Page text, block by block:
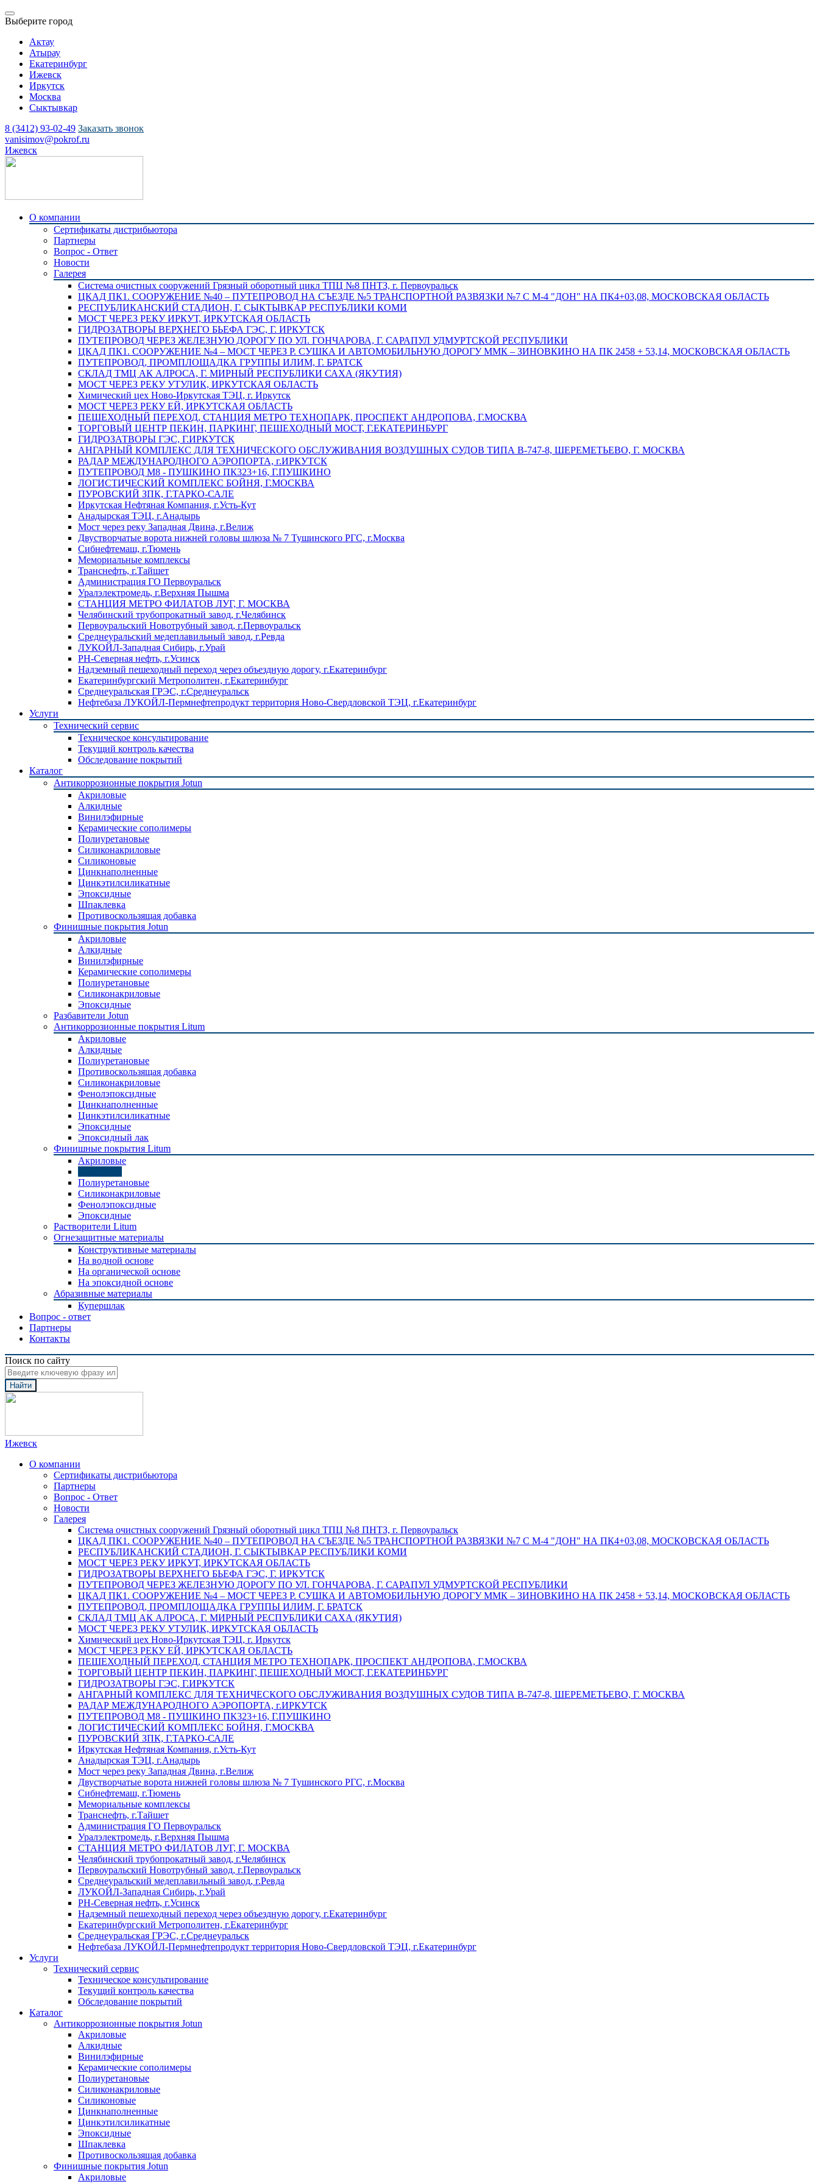
Выберите город
Актау
Атырау
Екатеринбург
Ижевск
Иркутск
Москва
Сыктывкар
8 (3412) 93-02-49 Заказать звонок
vanisimov@pokrof.ru
Ижевск
О компании
Сертификаты дистрибьютора
Партнеры
Вопрос - Ответ
Новости
Галерея
Система очистных сооружений Грязный оборотный цикл ТПЦ №8 ПНТЗ, г. Первоуральск
ЦКАД ПК1. СООРУЖЕНИЕ №40 – ПУТЕПРОВОД НА СЪЕЗДЕ №5 ТРАНСПОРТНОЙ РАЗВЯЗКИ №7 С М-4 "ДОН" НА ПК4+03,08, МОСКОВСКАЯ ОБЛАСТЬ
РЕСПУБЛИКАНСКИЙ СТАДИОН, Г. СЫКТЫВКАР РЕСПУБЛИКИ КОМИ
МОСТ ЧЕРЕЗ РЕКУ ИРКУТ, ИРКУТСКАЯ ОБЛАСТЬ
ГИДРОЗАТВОРЫ ВЕРХНЕГО БЬЕФА ГЭС, Г. ИРКУТСК
ПУТЕПРОВОД ЧЕРЕЗ ЖЕЛЕЗНУЮ ДОРОГУ ПО УЛ. ГОНЧАРОВА, Г. САРАПУЛ УДМУРТСКОЙ РЕСПУБЛИКИ
ЦКАД ПК1. СООРУЖЕНИЕ №4 – МОСТ ЧЕРЕЗ Р. СУШКА И АВТОМОБИЛЬНУЮ ДОРОГУ ММК – ЗИНОВКИНО НА ПК 2458 + 53,14, МОСКОВСКАЯ ОБЛАСТЬ
ПУТЕПРОВОД, ПРОМПЛОЩАДКА ГРУППЫ ИЛИМ, Г. БРАТСК
СКЛАД ТМЦ АК АЛРОСА, Г. МИРНЫЙ РЕСПУБЛИКИ САХА (ЯКУТИЯ)
МОСТ ЧЕРЕЗ РЕКУ УТУЛИК, ИРКУТСКАЯ ОБЛАСТЬ
Химический цех Ново-Иркутская ТЭЦ, г. Иркутск
МОСТ ЧЕРЕЗ РЕКУ ЕЙ, ИРКУТСКАЯ ОБЛАСТЬ
ПЕШЕХОДНЫЙ ПЕРЕХОД, СТАНЦИЯ МЕТРО ТЕХНОПАРК, ПРОСПЕКТ АНДРОПОВА, Г.МОСКВА
ТОРГОВЫЙ ЦЕНТР ПЕКИН, ПАРКИНГ, ПЕШЕХОДНЫЙ МОСТ, Г.ЕКАТЕРИНБУРГ
ГИДРОЗАТВОРЫ ГЭС, Г.ИРКУТСК
АНГАРНЫЙ КОМПЛЕКС ДЛЯ ТЕХНИЧЕСКОГО ОБСЛУЖИВАНИЯ ВОЗДУШНЫХ СУДОВ ТИПА В-747-8, ШЕРЕМЕТЬЕВО, Г. МОСКВА
РАДАР МЕЖДУНАРОДНОГО АЭРОПОРТА, г.ИРКУТСК
ПУТЕПРОВОД М8 - ПУШКИНО ПК323+16, Г.ПУШКИНО
ЛОГИСТИЧЕСКИЙ КОМПЛЕКС БОЙНЯ, Г.МОСКВА
ПУРОВСКИЙ ЗПК, Г.ТАРКО-САЛЕ
Иркутская Нефтяная Компания, г.Усть-Кут
Анадырская ТЭЦ, г.Анадырь
Мост через реку Западная Двина, г.Велиж
Двустворчатые ворота нижней головы шлюза № 7 Тушинского РГС, г.Москва
Сибнефтемаш, г.Тюмень
Мемориальные комплексы
Транснефть, г.Тайшет
Администрация ГО Первоуральск
Уралэлектромедь, г.Верхняя Пышма
СТАНЦИЯ МЕТРО ФИЛАТОВ ЛУГ, Г. МОСКВА
Челябинский трубопрокатный завод, г.Челябинск
Первоуральский Новотрубный завод, г.Первоуральск
Среднеуральский медеплавильный завод, г.Ревда
ЛУКОЙЛ-Западная Сибирь, г.Урай
РН-Северная нефть, г.Усинск
Надземный пешеходный переход через объездную дорогу, г.Екатеринбург
Екатеринбургский Метрополитен, г.Екатеринбург
Среднеуральская ГРЭС, г.Среднеуральск
Нефтебаза ЛУКОЙЛ-Пермнефтепродукт территория Ново-Свердловской ТЭЦ, г.Екатеринбург
Услуги
Технический сервис
Техническое консультирование
Текущий контроль качества
Обследование покрытий
Каталог
Антикоррозионные покрытия Jotun
Акриловые
Алкидные
Винилэфирные
Керамические сополимеры
Полиуретановые
Силиконакриловые
Силиконовые
Цинкнаполненные
Цинкэтилсиликатные
Эпоксидные
Шпаклевка
Противоскользящая добавка
Финишные покрытия Jotun
Акриловые
Алкидные
Винилэфирные
Керамические сополимеры
Полиуретановые
Силиконакриловые
Эпоксидные
Разбавители Jotun
Антикоррозионные покрытия Litum
Акриловые
Алкидные
Полиуретановые
Противоскользящая добавка
Силиконакриловые
Фенолэпоксидные
Цинкнаполненные
Цинкэтилсиликатные
Эпоксидные
Эпоксидный лак
Финишные покрытия Litum
Акриловые
Полиуретановые
Силиконакриловые
Фенолэпоксидные
Эпоксидные
Растворители Litum
Огнезащитные материалы
Конструктивные материалы
На водной основе
На органической основе
На эпоксидной основе
Абразивные материалы
Купершлак
Вопрос - ответ
Партнеры
Контакты
Поиск по сайту
Найти
Ижевск
О компании
Сертификаты дистрибьютора
Партнеры
Вопрос - Ответ
Новости
Галерея
Система очистных сооружений Грязный оборотный цикл ТПЦ №8 ПНТЗ, г. Первоуральск
ЦКАД ПК1. СООРУЖЕНИЕ №40 – ПУТЕПРОВОД НА СЪЕЗДЕ №5 ТРАНСПОРТНОЙ РАЗВЯЗКИ №7 С М-4 "ДОН" НА ПК4+03,08, МОСКОВСКАЯ ОБЛАСТЬ
РЕСПУБЛИКАНСКИЙ СТАДИОН, Г. СЫКТЫВКАР РЕСПУБЛИКИ КОМИ
МОСТ ЧЕРЕЗ РЕКУ ИРКУТ, ИРКУТСКАЯ ОБЛАСТЬ
ГИДРОЗАТВОРЫ ВЕРХНЕГО БЬЕФА ГЭС, Г. ИРКУТСК
ПУТЕПРОВОД ЧЕРЕЗ ЖЕЛЕЗНУЮ ДОРОГУ ПО УЛ. ГОНЧАРОВА, Г. САРАПУЛ УДМУРТСКОЙ РЕСПУБЛИКИ
ЦКАД ПК1. СООРУЖЕНИЕ №4 – МОСТ ЧЕРЕЗ Р. СУШКА И АВТОМОБИЛЬНУЮ ДОРОГУ ММК – ЗИНОВКИНО НА ПК 2458 + 53,14, МОСКОВСКАЯ ОБЛАСТЬ
ПУТЕПРОВОД, ПРОМПЛОЩАДКА ГРУППЫ ИЛИМ, Г. БРАТСК
СКЛАД ТМЦ АК АЛРОСА, Г. МИРНЫЙ РЕСПУБЛИКИ САХА (ЯКУТИЯ)
МОСТ ЧЕРЕЗ РЕКУ УТУЛИК, ИРКУТСКАЯ ОБЛАСТЬ
Химический цех Ново-Иркутская ТЭЦ, г. Иркутск
МОСТ ЧЕРЕЗ РЕКУ ЕЙ, ИРКУТСКАЯ ОБЛАСТЬ
ПЕШЕХОДНЫЙ ПЕРЕХОД, СТАНЦИЯ МЕТРО ТЕХНОПАРК, ПРОСПЕКТ АНДРОПОВА, Г.МОСКВА
ТОРГОВЫЙ ЦЕНТР ПЕКИН, ПАРКИНГ, ПЕШЕХОДНЫЙ МОСТ, Г.ЕКАТЕРИНБУРГ
ГИДРОЗАТВОРЫ ГЭС, Г.ИРКУТСК
АНГАРНЫЙ КОМПЛЕКС ДЛЯ ТЕХНИЧЕСКОГО ОБСЛУЖИВАНИЯ ВОЗДУШНЫХ СУДОВ ТИПА В-747-8, ШЕРЕМЕТЬЕВО, Г. МОСКВА
РАДАР МЕЖДУНАРОДНОГО АЭРОПОРТА, г.ИРКУТСК
ПУТЕПРОВОД М8 - ПУШКИНО ПК323+16, Г.ПУШКИНО
ЛОГИСТИЧЕСКИЙ КОМПЛЕКС БОЙНЯ, Г.МОСКВА
ПУРОВСКИЙ ЗПК, Г.ТАРКО-САЛЕ
Иркутская Нефтяная Компания, г.Усть-Кут
Анадырская ТЭЦ, г.Анадырь
Мост через реку Западная Двина, г.Велиж
Двустворчатые ворота нижней головы шлюза № 7 Тушинского РГС, г.Москва
Сибнефтемаш, г.Тюмень
Мемориальные комплексы
Транснефть, г.Тайшет
Администрация ГО Первоуральск
Уралэлектромедь, г.Верхняя Пышма
СТАНЦИЯ МЕТРО ФИЛАТОВ ЛУГ, Г. МОСКВА
Челябинский трубопрокатный завод, г.Челябинск
Первоуральский Новотрубный завод, г.Первоуральск
Среднеуральский медеплавильный завод, г.Ревда
ЛУКОЙЛ-Западная Сибирь, г.Урай
РН-Северная нефть, г.Усинск
Надземный пешеходный переход через объездную дорогу, г.Екатеринбург
Екатеринбургский Метрополитен, г.Екатеринбург
Среднеуральская ГРЭС, г.Среднеуральск
Нефтебаза ЛУКОЙЛ-Пермнефтепродукт территория Ново-Свердловской ТЭЦ, г.Екатеринбург
Услуги
Технический сервис
Техническое консультирование
Текущий контроль качества
Обследование покрытий
Каталог
Антикоррозионные покрытия Jotun
Акриловые
Алкидные
Винилэфирные
Керамические сополимеры
Полиуретановые
Силиконакриловые
Силиконовые
Цинкнаполненные
Цинкэтилсиликатные
Эпоксидные
Шпаклевка
Противоскользящая добавка
Финишные покрытия Jotun
Акриловые